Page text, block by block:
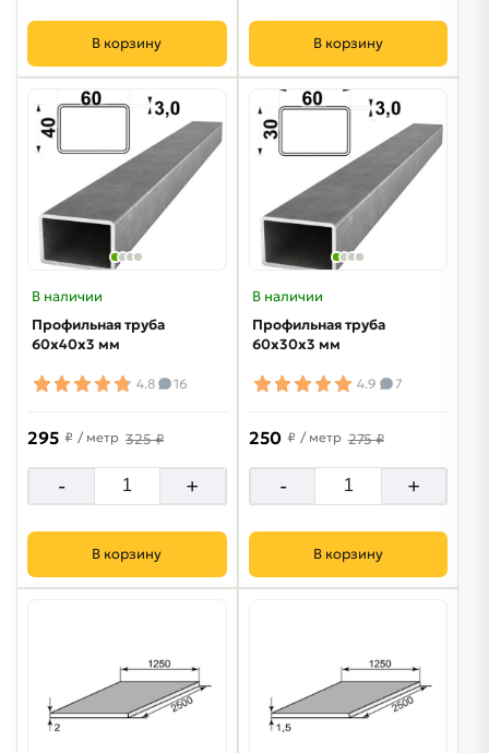
В корзину В корзину
В наличии
Профильная труба
60х40х3 мм
4.8 16
295 ₽ / метр 325 ₽
- +
В корзину
В наличии
Профильная труба
60х30х3 мм
4.9 7
250 ₽ / метр 275 ₽
- +
В корзину